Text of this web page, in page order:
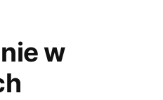
w